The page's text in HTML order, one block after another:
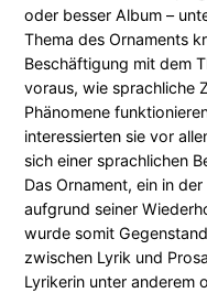
oder besser Album –
Thema des Ornaments
Beschäftigung mit dem
voraus, wie sprachliche
Phänomene
interessierten sie vor
sich einer sprachlichen
Das Ornament, ein in
aufgrund seiner
wurde somit
zwischen Lyrik und
Lyrikerin unter anderem